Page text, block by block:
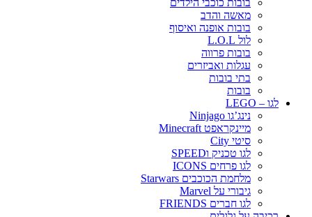
בובות כוכבי הילדים
מאשה והדב
בובות אופנה ואיסוף
לול L.O.L
בובות פרווה
עגלות ואביזרים
בתי בובות
בובות
לגו – LEGO
נינג’גו Ninjago
מיינקראפט Minecraft
סיטי City
לגו טכניק וSPEED
לגו פרחים ICONS
מלחמת הכוכבים Starwars
גיבורי על Marvel
לגו חברים FRIENDS